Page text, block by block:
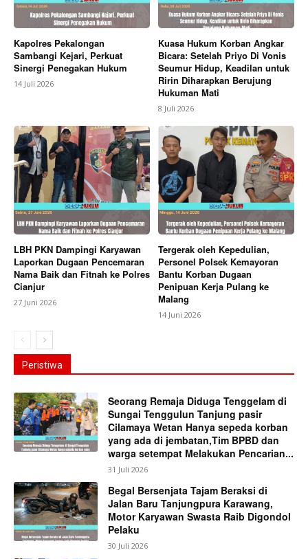
Kapolres Pekalongan
Sambangi Kejari, Perkuat
Sinergi Penegakan Hukum
14 Juli 2026
Kuasa Hukum Korban Angkar
Bicara: Setelah Priyo Di Vonis
Seumur Hidup, Keadilan untuk
Ririn Diharapkan Berujung
Hukuman Mati
8 Juli 2026
LBH PKN Dampingi Karyawan
Laporkan Dugaan Pencemaran
Nama Baik dan Fitnah ke Polres
Cianjur
27 Juni 2026
Tergerak oleh Kepedulian,
Personel Polsek Kemayoran
Bantu Korban Dugaan
Penipuan Kerja Pulang ke
Malang
14 Juni 2026
Peristiwa
Seorang Remaja Diduga Tenggelam di
Sungai Tenggulun Tanjung pasir
Cilamaya Wetan Hanya sepeda korban
yang ada di jembatan,Tim BPBD dan
warga setempat Melakukan Pencarian...
31 Juli 2026
Begal Bersenjata Tajam Beraksi di
Jalan Baru Tanjungpura Karawang,
Motor Karyawan Swasta Raib Digondol
Pelaku
30 Juli 2026